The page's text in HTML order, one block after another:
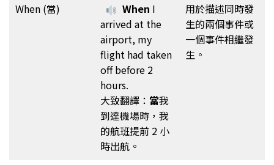
When (當)
When I
arrived at the
airport, my
flight had taken
off before 2
hours.
大致翻譯： 當我
到達機場時，我
的航班提前 2 小
時出航。
用於描述同時發
生的兩個事件或
一個事件相繼發
生。